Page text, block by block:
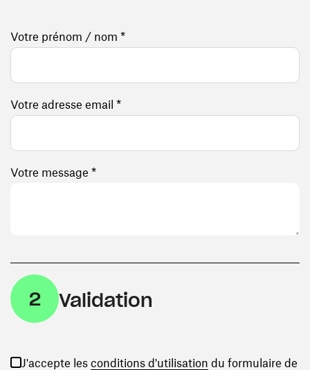
Votre prénom / nom *
Votre adresse email *
Votre message *
2 Validation
J'accepte les conditions d'utilisation (ouvre une
du formulaire de